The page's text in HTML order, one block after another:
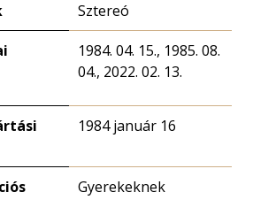
Sztereó
1984. 04. 15., 1985. 08.
04., 2022. 02. 13.
1984 január 16
Gyerekeknek